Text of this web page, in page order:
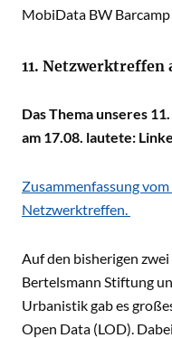
MobiData BW
11. Netzwerktreffen
Das Thema unseres
am 17.08. lautete:
Zusammenfassung
Netzwerktreffen.
Auf den bisherigen zwei
Bertelsmann Stiftung
Urbanistik gab es
Open Data (LOD).